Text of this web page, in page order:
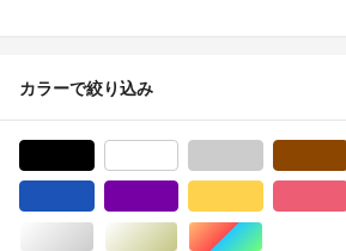
カラーで絞り込み
シルバー/銀色系ゴールド/金色系マルチカラー